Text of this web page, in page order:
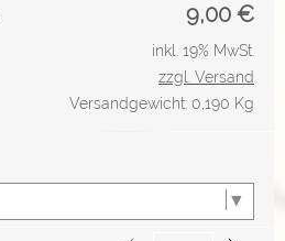
9,00 €
inkl. 19% MwSt.
zzgl. Versand
Versandgewicht: 0,190 Kg